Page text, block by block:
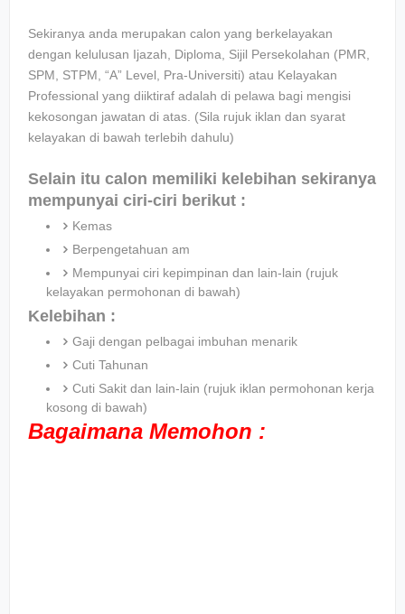
Sekiranya anda merupakan calon yang berkelayakan
dengan kelulusan Ijazah, Diploma, Sijil Persekolahan (PMR,
SPM, STPM, “A” Level, Pra-Universiti) atau Kelayakan
Professional yang diiktiraf adalah di pelawa bagi mengisi
kekosongan jawatan di atas. (Sila rujuk iklan dan syarat
kelayakan di bawah terlebih dahulu)
Selain itu calon memiliki kelebihan sekiranya
mempunyai ciri-ciri berikut :
Kemas
Berpengetahuan am
Mempunyai ciri kepimpinan dan lain-lain (rujuk
kelayakan permohonan di bawah)
Kelebihan :
Gaji dengan pelbagai imbuhan menarik
Cuti Tahunan
Cuti Sakit dan lain-lain (rujuk iklan permohonan kerja
kosong di bawah)
Bagaimana Memohon :